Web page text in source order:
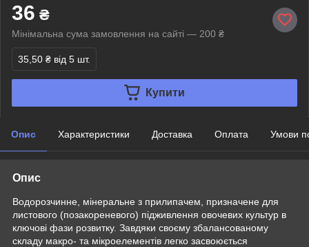
36 ₴
Мінімальна сума замовлення на сайті — 200 ₴
35,50 ₴ від 5 шт.
Купити
Опис Характеристики Доставка Оплата Умови
Опис
Водорозчинне, мінеральне з прилипачем, призначене для
листового (позакореневого) підживлення овочевих культур в
ключові фази розвитку. Завдяки своєму збалансованому
складу макро- та мікроелементів легко засвоюється